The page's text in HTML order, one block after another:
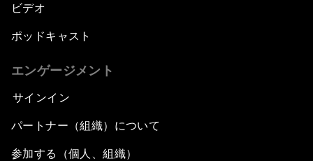
ビデオ
ポッドキャスト
エンゲージメント
サインイン
パートナー（組織）について
参加する（個人、組織）